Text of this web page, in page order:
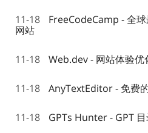
11-18
FreeCodeCamp - 全
网站
11-18 Web.dev - 网站体验优
11-18 AnyTextEditor - 免费
11-18 GPTs Hunter - GPT